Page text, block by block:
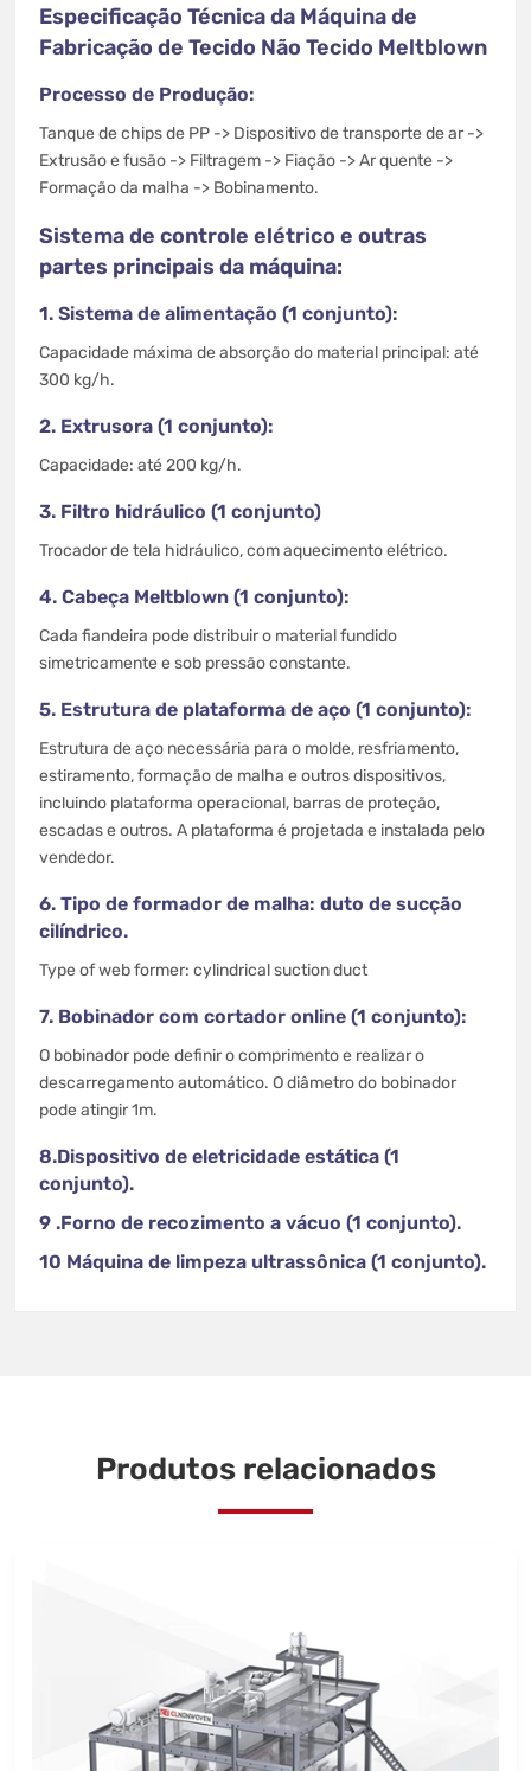
Especificação Técnica da Máquina de
Fabricação de Tecido Não Tecido Meltblown
Processo de Produção:
Tanque de chips de PP -> Dispositivo de transporte de ar ->
Extrusão e fusão -> Filtragem -> Fiação -> Ar quente ->
Formação da malha -> Bobinamento.
Sistema de controle elétrico e outras
partes principais da máquina:
1. Sistema de alimentação (1 conjunto):
Capacidade máxima de absorção do material principal: até
300 kg/h.
2. Extrusora (1 conjunto):
Capacidade: até 200 kg/h.
3. Filtro hidráulico (1 conjunto)
Trocador de tela hidráulico, com aquecimento elétrico.
4. Cabeça Meltblown (1 conjunto):
Cada fiandeira pode distribuir o material fundido
simetricamente e sob pressão constante.
5. Estrutura de plataforma de aço (1 conjunto):
Estrutura de aço necessária para o molde, resfriamento,
estiramento, formação de malha e outros dispositivos,
incluindo plataforma operacional, barras de proteção,
escadas e outros. A plataforma é projetada e instalada pelo
vendedor.
6. Tipo de formador de malha: duto de sucção
cilíndrico.
Type of web former: cylindrical suction duct
7. Bobinador com cortador online (1 conjunto):
O bobinador pode definir o comprimento e realizar o
descarregamento automático. O diâmetro do bobinador
pode atingir 1m.
8.Dispositivo de eletricidade estática (1
conjunto).
9 .Forno de recozimento a vácuo (1 conjunto).
10 Máquina de limpeza ultrassônica (1 conjunto).
Produtos relacionados